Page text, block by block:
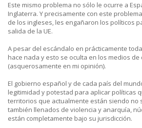
Este mismo problema no sólo le ocurre a
Inglaterra. Y precisamente con este
de los ingleses, les engañaron los políticos
salida de la UE.
A pesar del escándalo en prácticamente
hace nada y esto se oculta en los medios de
(asquerosamente en mi opinión).
El gobierno español y de cada país del
legitimidad y potestad para aplicar políticas
territorios que actualmente están siendo no
también llenados de violencia y anarquía,
están completamente bajo su jurisdicción.